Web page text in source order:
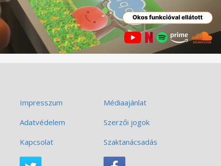
Impresszum
Médiaajánlat
Adatvédelem
Szerzői jogok
Kapcsolat
Szaktanácsadás